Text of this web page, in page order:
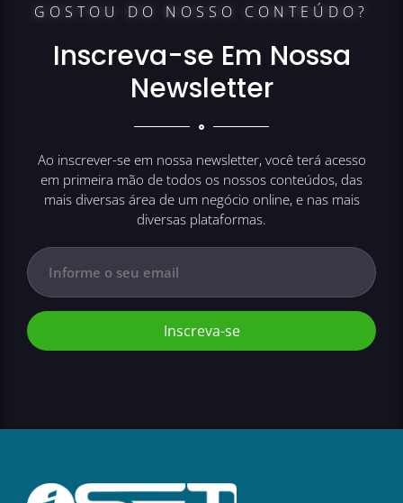
GOSTOU DO NOSSO CONTEÚDO?
Inscreva-se Em Nossa
Newsletter
Ao inscrever-se em nossa newsletter, você terá acesso
em primeira mão de todos os nossos conteúdos, das
mais diversas área de um negócio online, e nas mais
diversas plataformas.
Inscreva-se